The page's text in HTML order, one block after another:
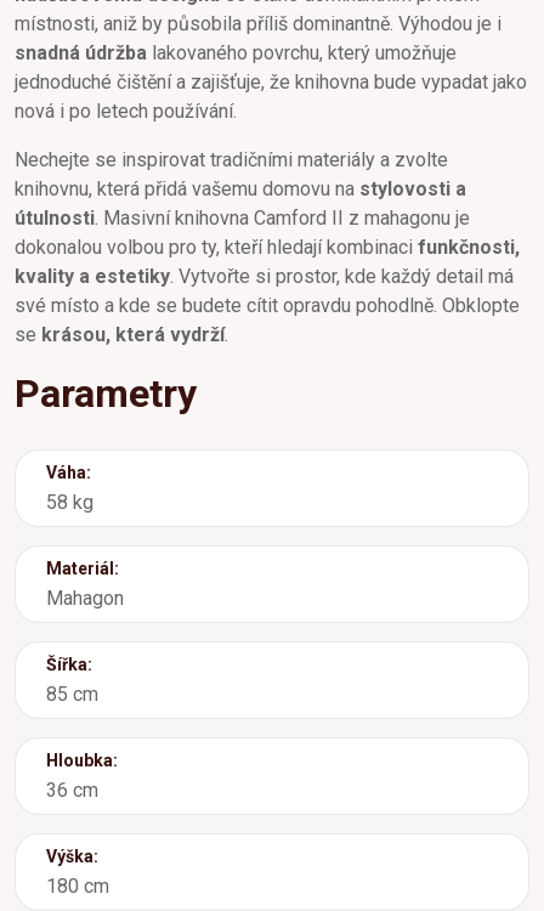
místnosti, aniž by působila příliš dominantně. Výhodou je i
snadná údržba lakovaného povrchu, který umožňuje
jednoduché čištění a zajišťuje, že knihovna bude vypadat jako
nová i po letech používání.
Nechejte se inspirovat tradičními materiály a zvolte
knihovnu, která přidá vašemu domovu na stylovosti a
útulnosti . Masivní knihovna Camford II z mahagonu je
dokonalou volbou pro ty, kteří hledají kombinaci funkčnosti,
kvality a estetiky . Vytvořte si prostor, kde každý detail má
své místo a kde se budete cítit opravdu pohodlně. Obklopte
se krásou, která vydrží.
Parametry
Váha:
58 kg
Materiál:
Mahagon
Šířka:
85 cm
Hloubka:
36 cm
Výška:
180 cm